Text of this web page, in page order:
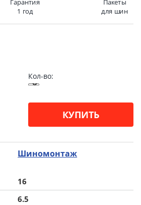
Гарантия
1 год
Пакеты
для шин
Кол-во:
КУПИТЬ
Шиномонтаж
16
6.5